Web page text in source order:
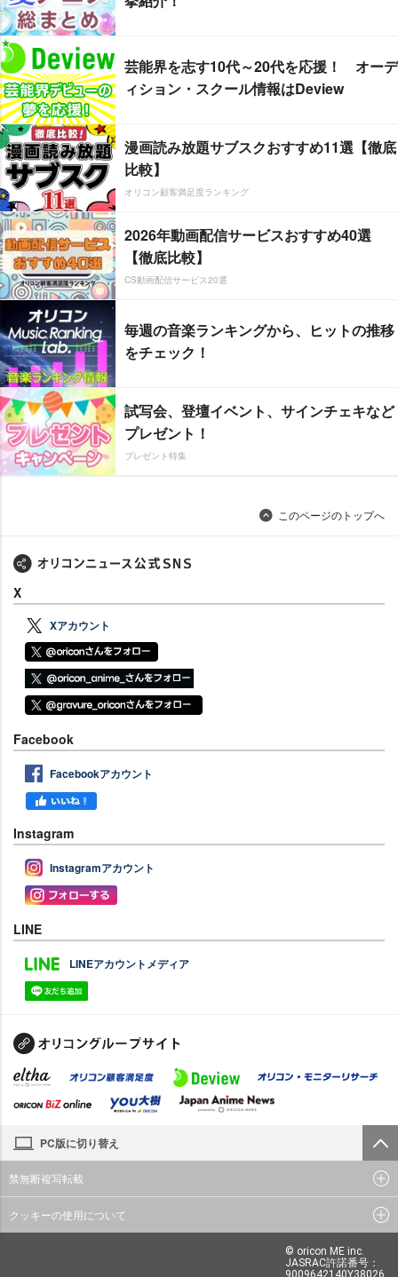
芸能界を志す10代～20代を応援！ オーデ
ィション・スクール情報はDeview
漫画読み放題サブスクおすすめ11選【徹底
比較】
オリコン顧客満足度ランキング
2026年動画配信サービスおすすめ40選
【徹底比較】
CS動画配信サービス20選
毎週の音楽ランキングから、ヒットの推移
をチェック！
試写会、登壇イベント、サインチェキなど
プレゼント！
プレゼント特集
このページのトップへ
X
Xアカウント
Facebook
Facebookアカウント
Instagram
Instagramアカウント
LINE
LINEアカウントメディア
PC版に切り替え
禁無断複写転載
クッキーの使用について
© oricon ME inc.
JASRAC許諾番号：
9009642140Y38026